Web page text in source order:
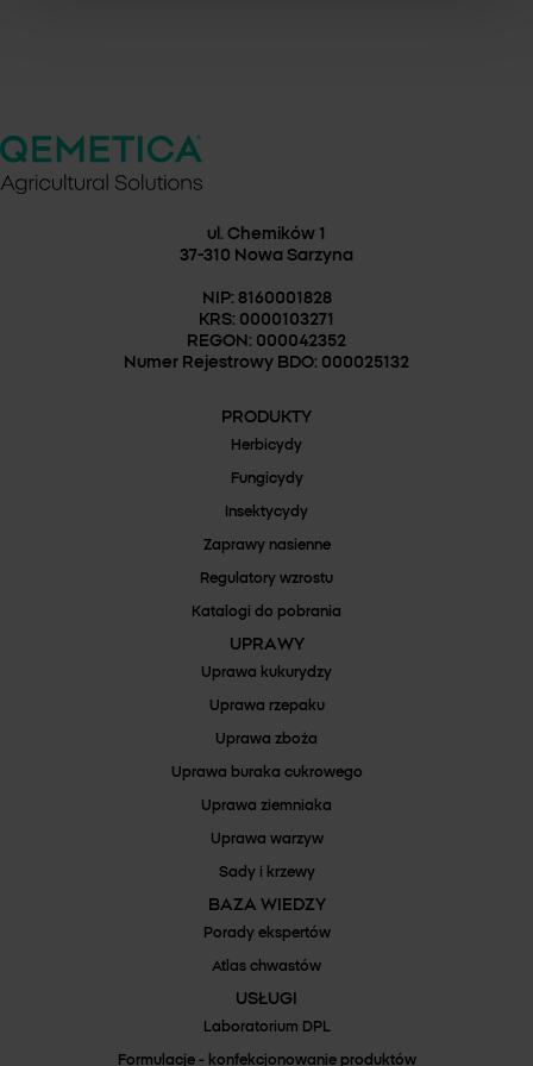
ul. Chemików 1
37-310 Nowa Sarzyna
NIP: 8160001828
KRS: 0000103271
REGON: 000042352
Numer Rejestrowy BDO: 000025132
PRODUKTY
Herbicydy
Fungicydy
Insektycydy
Zaprawy nasienne
Regulatory wzrostu
Katalogi do pobrania
UPRAWY
Uprawa kukurydzy
Uprawa rzepaku
Uprawa zboża
Uprawa buraka cukrowego
Uprawa ziemniaka
Uprawa warzyw
Sady i krzewy
BAZA WIEDZY
Porady ekspertów
Atlas chwastów
USŁUGI
Laboratorium DPL
Formulacje - konfekcjonowanie produktów